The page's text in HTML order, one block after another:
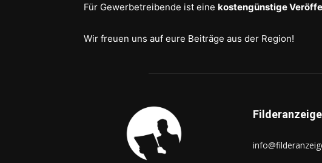
Für Gewerbetreibende ist eine kostengünstige
Wir freuen uns auf eure Beiträge aus der Region!